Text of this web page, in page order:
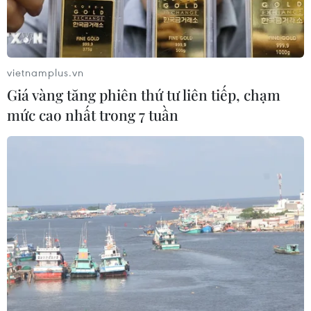
trợ giúp Bahrain vàOman, hai nước trong khu
vực hiện đang phải đối mặt với tình trạng bất
ổn trongnước.
Dẫn các nguồn tin cấp cao giấu tên, báo này cho
biết, các quốc gia thuộc Hộiđồng Hợp tác Vùng
Vịnh (GCC) hiện đang thảo luận kế hoạch trên
và có thể sẽ tổchức hội nghị thượng đỉnh để
Mục tiêu của gói viện trợ là nhằm thúc đẩy kinh
tế, cải thiện điều kiện xã hộivà đời sống cho
người dân, cung cấp nhà ở cho người nghèo, tạo
việc làm mới vànâng cấp các dịch vụ xã hội tại
Bahrain và Oman, đồng thời cho phép công dân
hainước này tìm việc tại các nước thành viên
vietnamplus.vn
Giá vàng tăng phiên thứ tư liên tiếp, chạm
mức cao nhất trong 7 tuần